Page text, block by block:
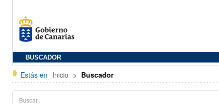
BUSCADOR
Estás en Inicio > Buscador